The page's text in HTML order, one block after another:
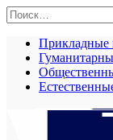
Перейти
к
содержанию
Search
for:
Прикладные